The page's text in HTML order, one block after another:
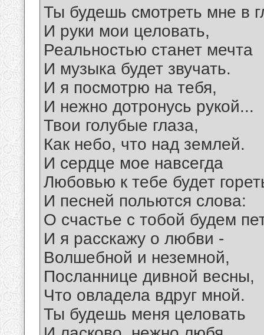
Ты будешь смотреть мне в
И руки мои целовать,
Реальностью станет мечта
И музыка будет звучать.
И я посмотрю на тебя,
И нежно дотронусь рукой...
Твои голубые глаза,
Как небо, что над землей.
И сердце мое навсегда
Любовью к тебе будет
И песней польются слова:
О счастье с тобой будем
И я расскажу о любви -
Волшебной и неземной,
Посланнице дивной весны,
Что овладела вдруг мной.
Ты будешь меня целовать